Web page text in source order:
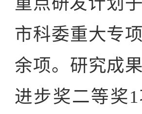
市科委重大专
余项。研究成
进步奖二等奖